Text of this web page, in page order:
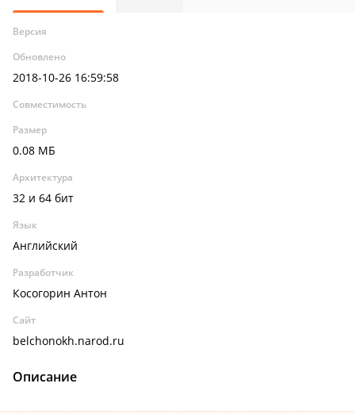
Версия
Обновлено
2018-10-26 16:59:58
Совместимость
Размер
0.08 МБ
Архитектура
32 и 64 бит
Язык
Английский
Разработчик
Косогорин Антон
Сайт
belchonokh.narod.ru
Описание